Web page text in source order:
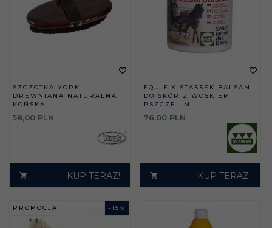
SZCZOTKA YORK
DREWNIANA NATURALNA
KOŃSKA
58,00 PLN
KUP TERAZ!
EQUIFIX STASSEK BALSAM
DO SKÓR Z WOSKIEM
PSZCZELIM
76,00 PLN
KUP TERAZ!
- 15%
PROMOCJA